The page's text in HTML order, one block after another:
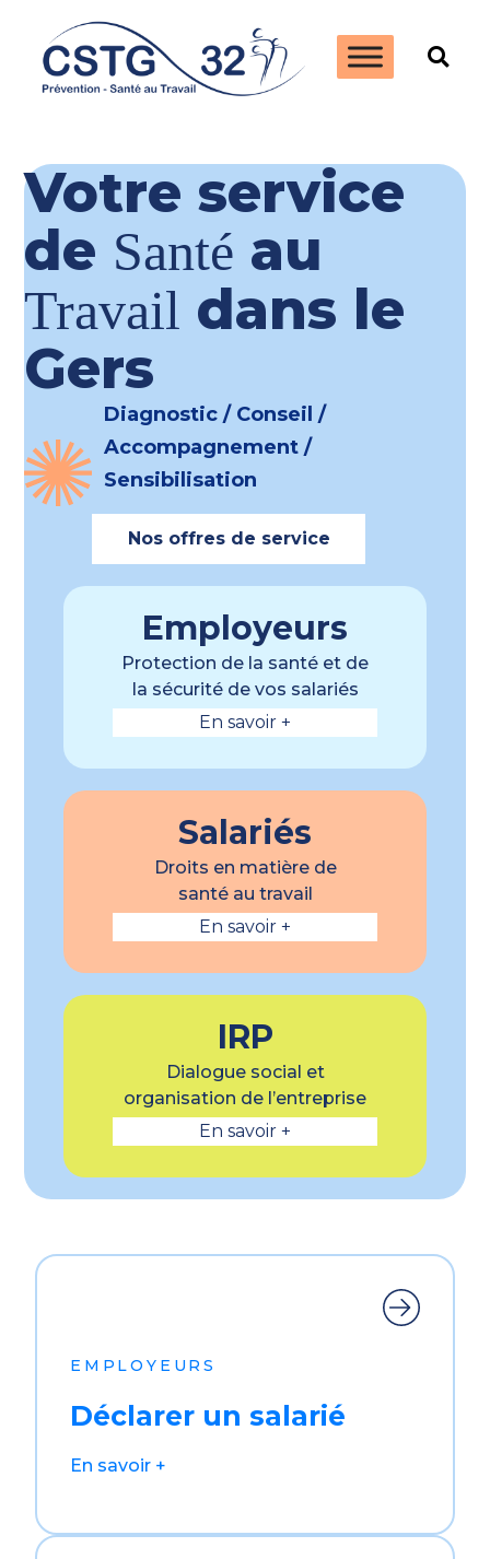
Votre service
de Santé au
Travail dans le
Gers
Diagnostic / Conseil /
Accompagnement /
Sensibilisation
Nos offres de service
Employeurs
Protection de la santé et de
la sécurité de vos salariés
En savoir +
Salariés
Droits en matière de
santé au travail
En savoir +
IRP
Dialogue social et
organisation de l’entreprise
En savoir +
EMPLOYEURS
Déclarer un salarié
En savoir +